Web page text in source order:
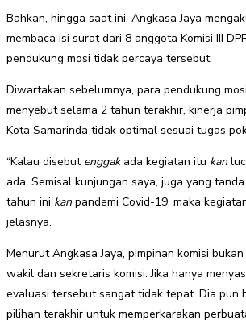
Bahkan, hingga saat ini, Angkasa Jaya
membaca isi surat dari 8 anggota Komisi III
pendukung mosi tidak percaya tersebut.
Diwartakan sebelumnya, para pendukung
menyebut selama 2 tahun terakhir, kinerja
Kota Samarinda tidak optimal sesuai tugas
“Kalau disebut enggakada kegiatan itu kan
ada. Semisal kunjungan saya, juga yang
tahun ini kanpandemi Covid-19, maka
jelasnya.
Menurut Angkasa Jaya, pimpinan komisi
wakil dan sekretaris komisi. Jika hanya
evaluasi tersebut sangat tidak tepat. Dia pun
pilihan terakhir untuk memperkarakan